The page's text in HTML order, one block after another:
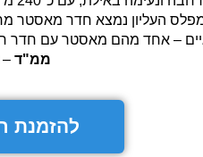
– אחד מהם מאסטר עם חדר
ממ"ד –
להזמנת